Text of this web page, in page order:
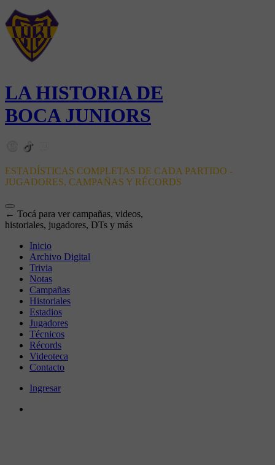
LA HISTORIA DE
BOCA JUNIORS
ESTADÍSTICAS COMPLETAS DE CADA PARTIDO -
JUGADORES, CAMPAÑAS Y RÉCORDS
← Tocá para ver campañas, videos,
historiales, jugadores, DTs y más
Inicio
Archivo Digital
Trivia
Notas
Campañas
Historiales
Estadios
Jugadores
Técnicos
Récords
Videoteca
Contacto
Ingresar